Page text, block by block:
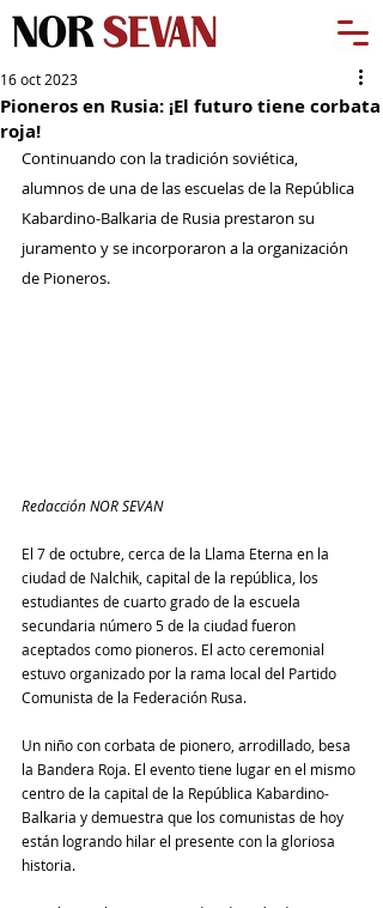
Pioneros en Rusia: ¡El futuro tiene corbata
roja!
16 oct 2023
Continuando con la tradición soviética,
alumnos de una de las escuelas de la República
Kabardino-Balkaria de Rusia prestaron su
juramento y se incorporaron a la organización
de Pioneros.
Redacción NOR SEVAN
El 7 de octubre, cerca de la Llama Eterna en la
ciudad de Nalchik, capital de la república, los
estudiantes de cuarto grado de la escuela
secundaria número 5 de la ciudad fueron
aceptados como pioneros. El acto ceremonial
estuvo organizado por la rama local del Partido
Comunista de la Federación Rusa.
Un niño con corbata de pionero, arrodillado, besa
la Bandera Roja. El evento tiene lugar en el mismo
centro de la capital de la República Kabardino-
Balkaria y demuestra que los comunistas de hoy
están logrando hilar el presente con la gloriosa
historia.